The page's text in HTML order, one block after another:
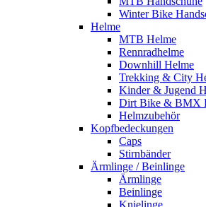
Winter Bike
Helme
MTB Helme
Rennradhelme
Downhill Helme
Trekking & City
Kinder & Jugend
Dirt Bike & BMX
Helmzubehör
Kopfbedeckungen
Caps
Stirnbänder
Ärmlinge / Beinlinge
Ärmlinge
Beinlinge
Knielinge